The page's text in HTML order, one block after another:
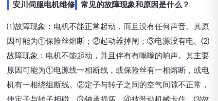
安川伺服电机维修 常见的故障现象和原因是什么？
⑴故障现象：电机不能正常起动，而且没有任何声音。其原
因可能为①保险丝熔断；②起动器掉闸；③电源没有电。⑵
故障现象：电机不能起动，并且伴有有嗡嗡的响声。其主要
原因可能为①电源线一相断线，或保险丝有一相熔断，或电
机有一相绕组断线。②定子与转子之间的空气间隙不正常，